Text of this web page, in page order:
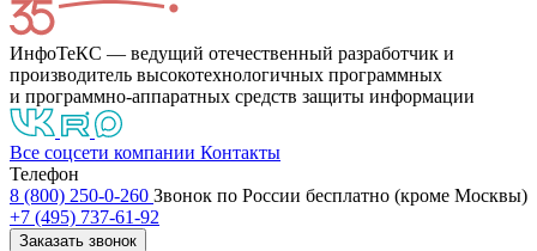
ИнфоТеКС — ведущий отечественный разработчик и
производитель высокотехнологичных программных
и программно-аппаратных средств защиты информации
Все соцсети компании Контакты
Телефон
8 (800) 250-0-260 Звонок по России бесплатно (кроме Москвы)
+7 (495) 737-61-92
Заказать звонок